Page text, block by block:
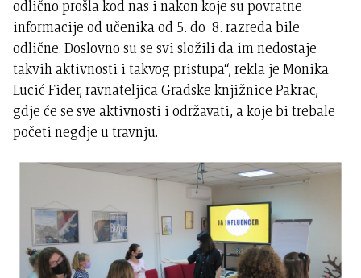
odlično prošla kod nas i nakon koje su povratne
informacije od učenika od 5. do 8. razreda bile
odlične. Doslovno su se svi složili da im nedostaje
takvih aktivnosti i takvog pristupa“, rekla je Monika
Lucić Fider, ravnateljica Gradske knjižnice Pakrac,
gdje će se sve aktivnosti i održavati, a koje bi trebale
početi negdje u travnju.